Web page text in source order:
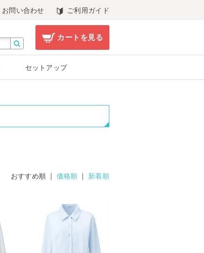
お問い合わせ ご利用ガイド
カートを見る
セットアップ
おすすめ順 | 価格順 | 新着順